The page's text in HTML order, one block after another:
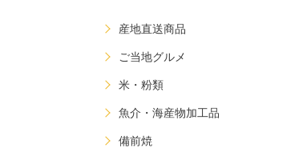
産地直送商品
ご当地グルメ
米・粉類
魚介・海産物加工品
備前焼